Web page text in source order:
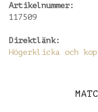
Artikelnummer:
117509
Direktlänk:
Högerklicka och